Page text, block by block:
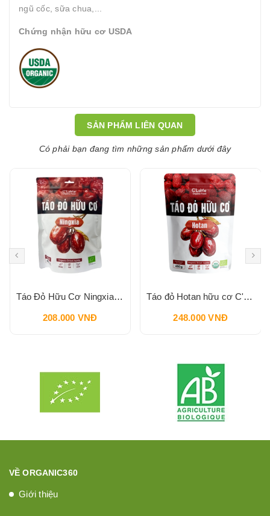
ngũ cốc, sữa chua,...
Chứng nhận hữu cơ USDA
SẢN PHẨM LIÊN QUAN
Có phải bạn đang tìm những sản phẩm dưới đây
Táo Đỏ Hữu Cơ Ningxia C'LAVIE 450g
208.000 VNĐ
Táo đỏ Hotan hữu cơ C'LaVie 450g
248.000 VNĐ
VỀ ORGANIC360
Giới thiệu